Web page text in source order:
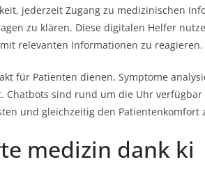
jederzeit Zugang zu medizinischen
zu klären. Diese digitalen Helfer
relevanten Informationen zu reagieren.
für Patienten dienen, Symptome
Chatbots sind rund um die Uhr
und gleichzeitig den Patientenkomfort
medizin dank ki